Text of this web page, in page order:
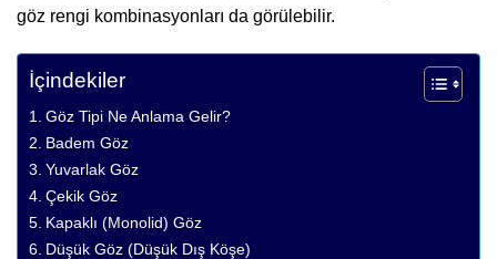
göz rengi kombinasyonları da görülebilir.
İçindekiler
Göz Tipi Ne Anlama Gelir?
Badem Göz
Yuvarlak Göz
Çekik Göz
Kapaklı (Monolid) Göz
Düşük Göz (Düşük Dış Köşe)